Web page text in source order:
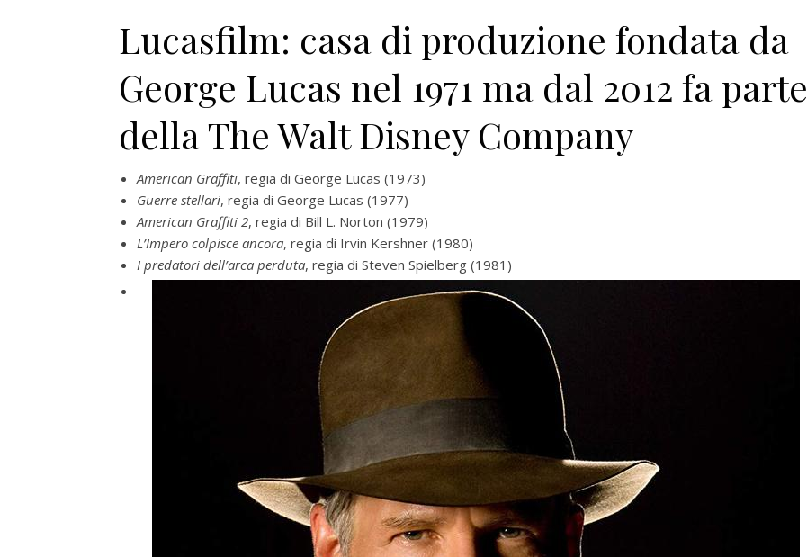
Lucasfilm: casa di produzione fondata da
George Lucas nel 1971 ma dal 2012 fa parte
della The Walt Disney Company
American Graffiti, regia di George Lucas (1973)
Guerre stellari, regia di George Lucas (1977)
American Graffiti 2, regia di Bill L. Norton (1979)
L’Impero colpisce ancora, regia di Irvin Kershner (1980)
I predatori dell’arca perduta, regia di Steven Spielberg (1981)